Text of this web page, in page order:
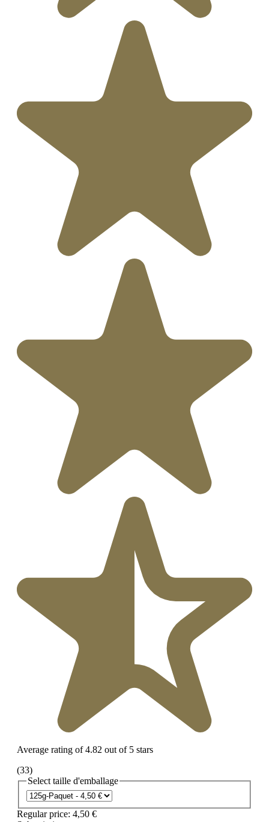
Average rating of 4.82 out of 5 stars
(33)
Select taille d'emballage
Regular price: 4,50 €